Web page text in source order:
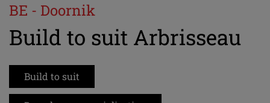
BE - Doornik
Build to suit Arbrisseau
Build to suit